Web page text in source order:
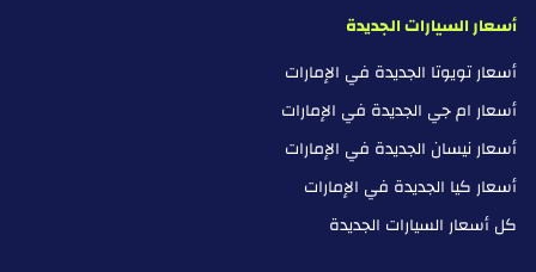
أسعار السيارات الجديدة
أسعار تويوتا الجديدة في الإمارات
أسعار ام جي الجديدة في الإمارات
أسعار نيسان الجديدة في الإمارات
أسعار كيا الجديدة في الإمارات
كل أسعار السيارات الجديدة